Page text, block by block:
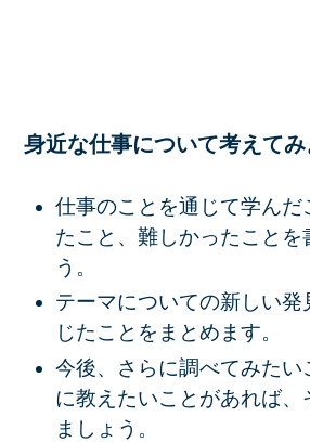
身近な仕事について考えてみ
仕事のことを通じて学んだ
たこと、難しかったことを
う。
テーマについての新しい発
じたことをまとめます。
今後、さらに調べてみたい
に教えたいことがあれば、
ましょう。